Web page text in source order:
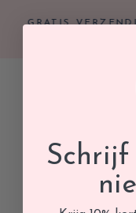
GRATIS
Schrijf